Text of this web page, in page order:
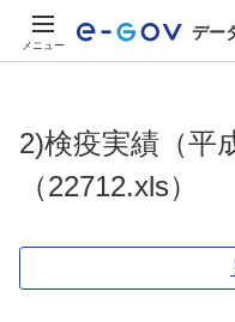
メニュー
デー
2)検疫実績（平
（22712.xls）